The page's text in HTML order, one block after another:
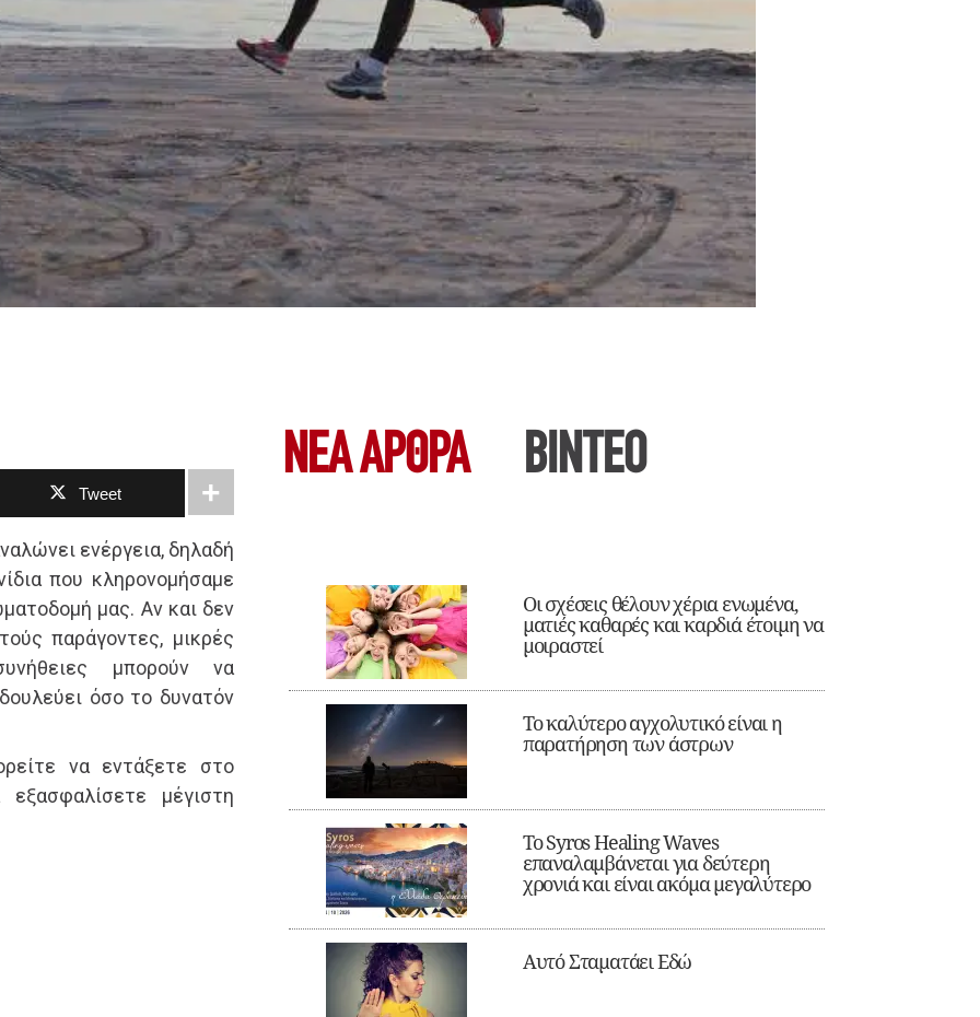
Tweet
ενέργεια, δηλαδή
που κληρονομήσαμε
μας. Αν και δεν
παράγοντες, μικρές
μπορούν να
όσο το δυνατόν
να εντάξετε στο
μέγιστη
ΝΕΑ ΆΡΘΡΑ ΒΙΝΤΕΟ
Οι σχέσεις θέλουν χέρια ενωμένα,
ματιές καθαρές και καρδιά έτοιμη να
μοιραστεί
Το καλύτερο αγχολυτικό είναι η
παρατήρηση των άστρων
Το Syros Healing Waves
επαναλαμβάνεται για δεύτερη
χρονιά και είναι ακόμα μεγαλύτερο
Αυτό Σταματάει Εδώ